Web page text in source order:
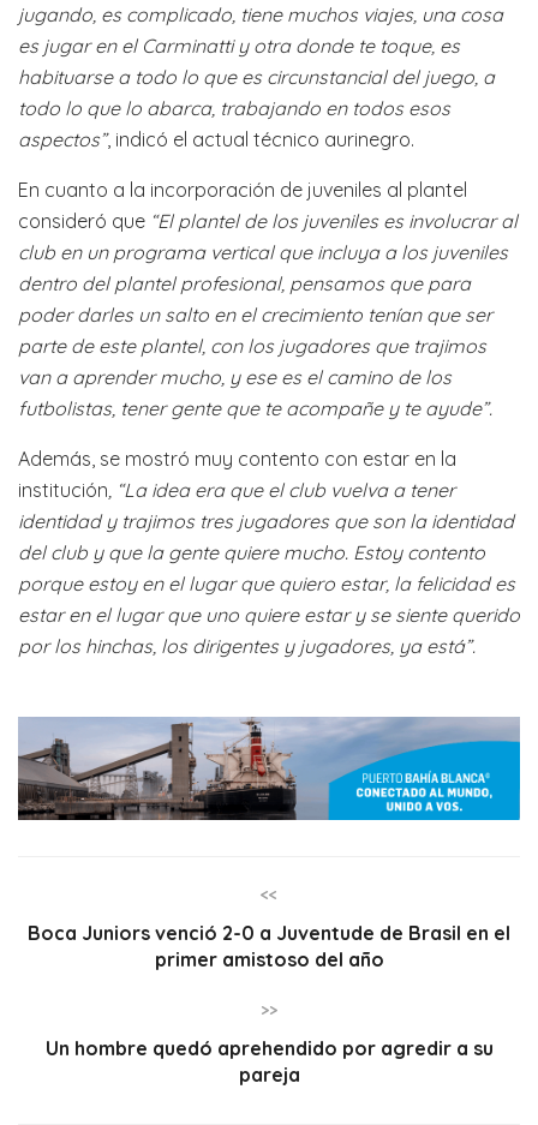
jugando, es complicado, tiene muchos viajes, una cosa
es jugar en el Carminatti y otra donde te toque, es
habituarse a todo lo que es circunstancial del juego, a
todo lo que lo abarca, trabajando en todos esos
aspectos”, indicó el actual técnico aurinegro.
En cuanto a la incorporación de juveniles al plantel
consideró que “El plantel de los juveniles es involucrar al
club en un programa vertical que incluya a los juveniles
dentro del plantel profesional, pensamos que para
poder darles un salto en el crecimiento tenían que ser
parte de este plantel, con los jugadores que trajimos
van a aprender mucho, y ese es el camino de los
futbolistas, tener gente que te acompañe y te ayude”.
Además, se mostró muy contento con estar en la
institución , “La idea era que el club vuelva a tener
identidad y trajimos tres jugadores que son la identidad
del club y que la gente quiere mucho. Estoy contento
porque estoy en el lugar que quiero estar, la felicidad es
estar en el lugar que uno quiere estar y se siente querido
por los hinchas, los dirigentes y jugadores, ya está”.
<<
Boca Juniors venció 2-0 a Juventude de Brasil en el
primer amistoso del año
>>
Un hombre quedó aprehendido por agredir a su
pareja